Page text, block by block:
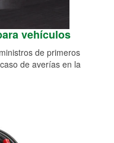
vehículos
de primeros
de averías en la